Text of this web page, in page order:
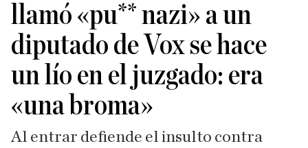
llamó «pu** nazi» a un
diputado de Vox se hace
un lío en el juzgado: era
«una broma»
Al entrar defiende el insulto contra